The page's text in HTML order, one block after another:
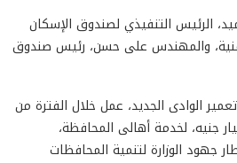
الرئيس التنفيذي لصندوق الإسكان
الفنية، والمهندس على حسن، رئيس صندوق
الوادى الجديد، عمل خلال الفترة من
الآن فى 60 مشروعا تنمويا بمحافظة الوادى الجديد، بتكلفة حوالى 6.47 مليار جنيه، لخدمة أهالى المحافظة،
جهود الوزارة لتنمية المحافظات